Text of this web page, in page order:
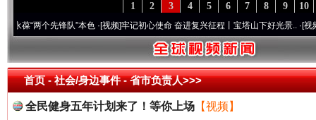
10
9
8
7
6
5
4
3
2
1
两个先锋队”本色·[视频]牢记初心使命 奋进复兴征程丨宝塔山下好光景..·[视频]因党
首页- 社会/身边事件 -省市负责人>>>
全民健身五年计划来了！等你上场 【视频】